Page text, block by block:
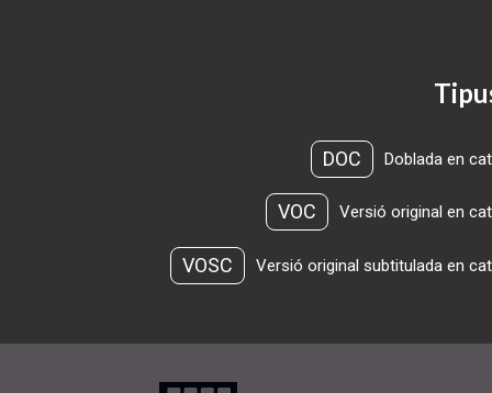
DOC Doblada en
VOC Versió original en
VOSC Versió original subtitulada en